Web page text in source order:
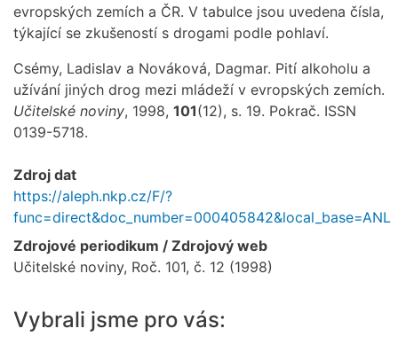
evropských zemích a ČR. V tabulce jsou uvedena čísla,
týkající se zkušeností s drogami podle pohlaví.
Csémy, Ladislav a Nováková, Dagmar. Pití alkoholu a
užívání jiných drog mezi mládeží v evropských zemích.
Učitelské noviny, 1998, 101(12), s. 19. Pokrač. ISSN
0139-5718.
Zdroj dat
https://aleph.nkp.cz/F/?
func=direct&doc_number=000405842&local_base=ANL
Zdrojové periodikum / Zdrojový web
Učitelské noviny, Roč. 101, č. 12 (1998)
Vybrali jsme pro vás: